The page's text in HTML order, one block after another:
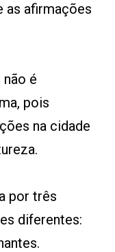
as afirmações
é
pois
na cidade
por três
diferentes: